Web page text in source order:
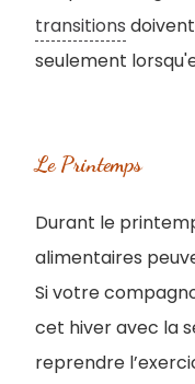
transitions
seulement
Le Printemps
Durant le
alimentaires
Si votre
cet hiver avec la
reprendre